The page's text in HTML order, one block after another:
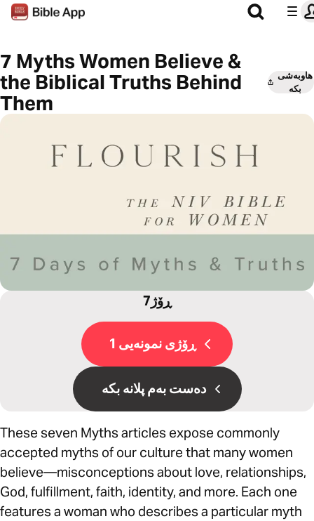
7 Myths Women Believe &
the Biblical Truths Behind
Them
هاوبەشی
بکە
7ڕۆژ
ڕۆژی نمونەیی 1
دەست بەم پلانە بکە
These seven Myths articles expose commonly
accepted myths of our culture that many women
believe—misconceptions about love, relationships,
God, fulfillment, faith, identity, and more. Each one
features a woman who describes a particular myth